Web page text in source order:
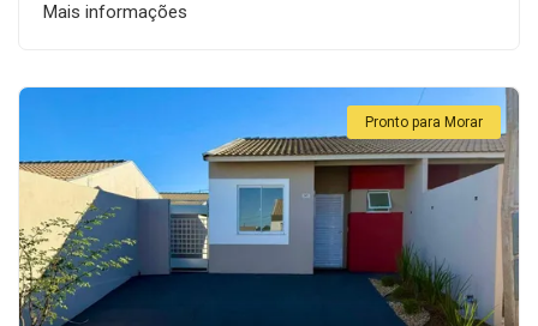
Mais informações
Pronto para Morar